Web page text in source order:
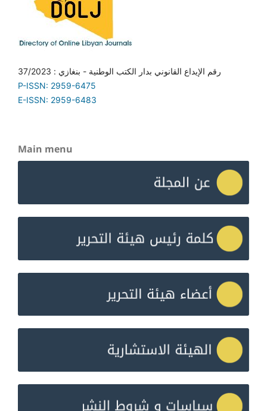
رقم الإيداع القانوني بدار الكتب الوطنية - بنغازي : 37/2023
P-ISSN: 2959-6475
E-ISSN: 2959-6483
Main menu